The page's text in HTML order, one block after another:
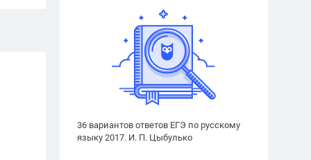
36 вариантов ответов ЕГЭ по русскому
языку 2017. И. П. Цыбулько